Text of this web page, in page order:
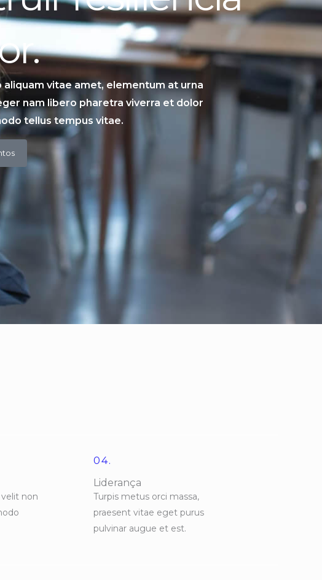
vitae amet, elementum at urna
nam libero pharetra viverra et dolor
tellus tempus vitae.
non
04.
Liderança
Turpis metus orci massa,
praesent vitae eget purus
pulvinar augue et est.